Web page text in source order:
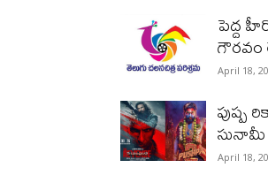
పెద్ద
April 18,
పుష్ప
సునామీ
April 18,